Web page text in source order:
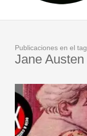
Publicaciones en el tag
Jane Austen